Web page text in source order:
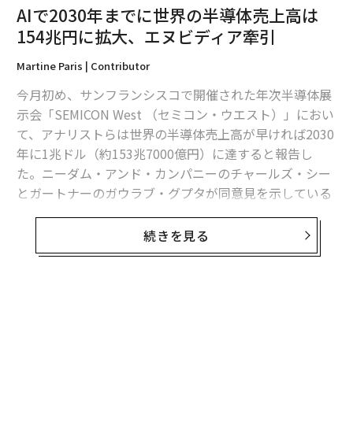
AIで2030年までに世界の半導体売上高は
154兆円に拡大、エヌビディア牽引
Martine Paris | Contributor
今月初め、サンフランシスコで開催された年次半導体展
示会「SEMICON West （セミコン・ウエスト）」におい
て、アナリストらは世界の半導体売上高が早ければ2030
年に1兆ドル（約153兆7000億円）に達すると報告し
た。ニーダム・アンド・カンパニーのチャールズ・シー
とガートナーのガウラブ・グプタが同意見を示している
が、グプタは2031年から2032年頃にこのマイルストー
ンに達すると予測している。
続きを見る